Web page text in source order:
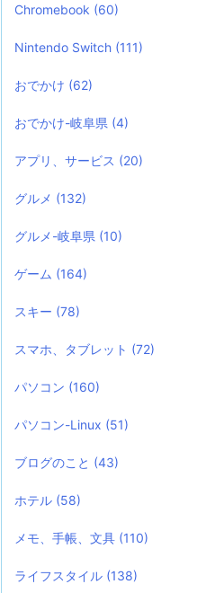
Chromebook (60)
Nintendo Switch (111)
おでかけ (62)
おでかけ-岐阜県 (4)
アプリ、サービス (20)
グルメ (132)
グルメ-岐阜県 (10)
ゲーム (164)
スキー (78)
スマホ、タブレット (72)
パソコン (160)
パソコン-Linux (51)
ブログのこと (43)
ホテル (58)
メモ、手帳、文具 (110)
ライフスタイル (138)